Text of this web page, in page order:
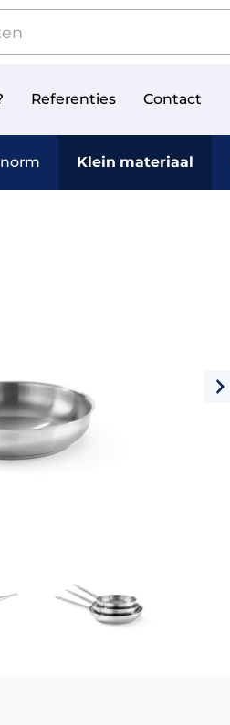
Referenties Contact
Klein materiaal